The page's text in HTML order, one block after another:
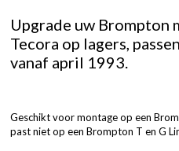
Upgrade uw Brompton
Tecora op lagers,
vanaf april 1993.
Geschikt voor montage op een
past niet op een Brompton T en G